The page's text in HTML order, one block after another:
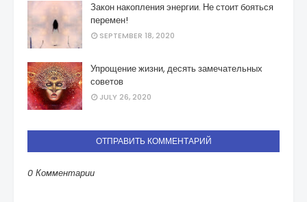
Закон накопления энергии. Не стоит бояться
перемен!
SEPTEMBER 18, 2020
Упрощение жизни, десять замечательных
советов
JULY 26, 2020
ОТПРАВИТЬ КОММЕНТАРИЙ
0 Комментарии